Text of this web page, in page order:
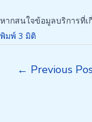
หากสนใจข้อมูลบริการที่เ
พิมพ์ 3 มิติ
← Previous